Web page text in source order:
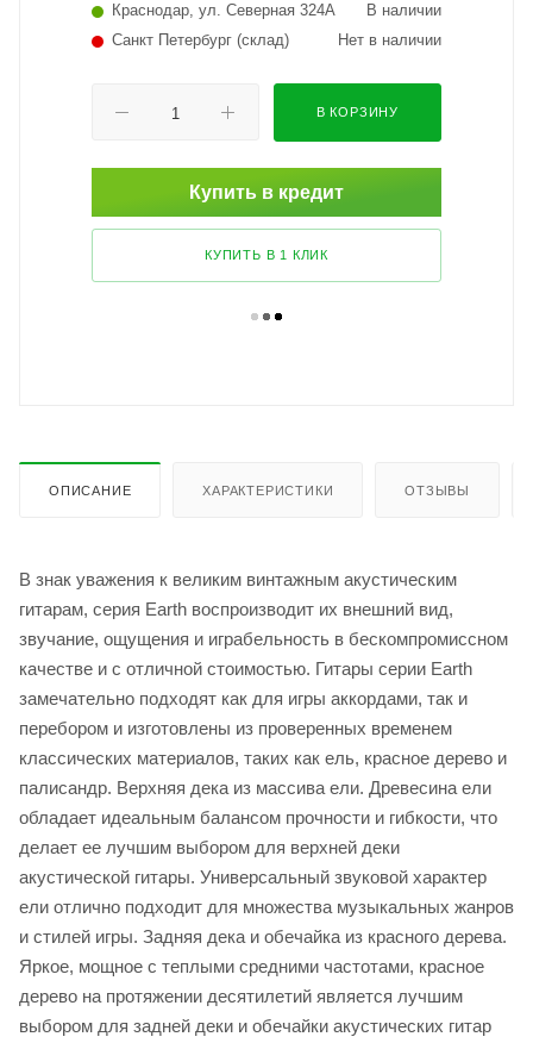
Краснодар, ул. Северная 324А В наличии
Санкт Петербург (склад) Нет в наличии
В КОРЗИНУ
Купить в кредит
КУПИТЬ В 1 КЛИК
ОПИСАНИЕ ХАРАКТЕРИСТИКИ ОТЗЫВЫ
В знак уважения к великим винтажным акустическим
гитарам, серия Earth воспроизводит их внешний вид,
звучание, ощущения и играбельность в бескомпромиссном
качестве и с отличной стоимостью. Гитары серии Earth
замечательно подходят как для игры аккордами, так и
перебором и изготовлены из проверенных временем
классических материалов, таких как ель, красное дерево и
палисандр. Верхняя дека из массива ели. Древесина ели
обладает идеальным балансом прочности и гибкости, что
делает ее лучшим выбором для верхней деки
акустической гитары. Универсальный звуковой характер
ели отлично подходит для множества музыкальных жанров
и стилей игры. Задняя дека и обечайка из красного дерева.
Яркое, мощное с теплыми средними частотами, красное
дерево на протяжении десятилетий является лучшим
выбором для задней деки и обечайки акустических гитар